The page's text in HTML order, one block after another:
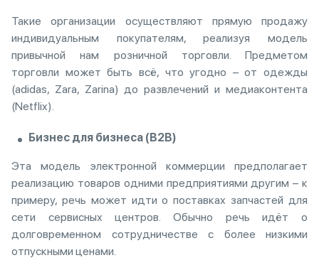
Такие организации осуществляют прямую продажу
индивидуальным покупателям, реализуя модель
привычной нам розничной торговли. Предметом
торговли может быть всё, что угодно – от одежды
(adidas, Zara, Zarina) до развлечений и медиаконтента
(Netflix).
Бизнес для бизнеса (B2B)
Эта модель электронной коммерции предполагает
реализацию товаров одними предприятиями другим – к
примеру, речь может идти о поставках запчастей для
сети сервисных центров. Обычно речь идёт о
долговременном сотрудничестве с более низкими
отпускными ценами.